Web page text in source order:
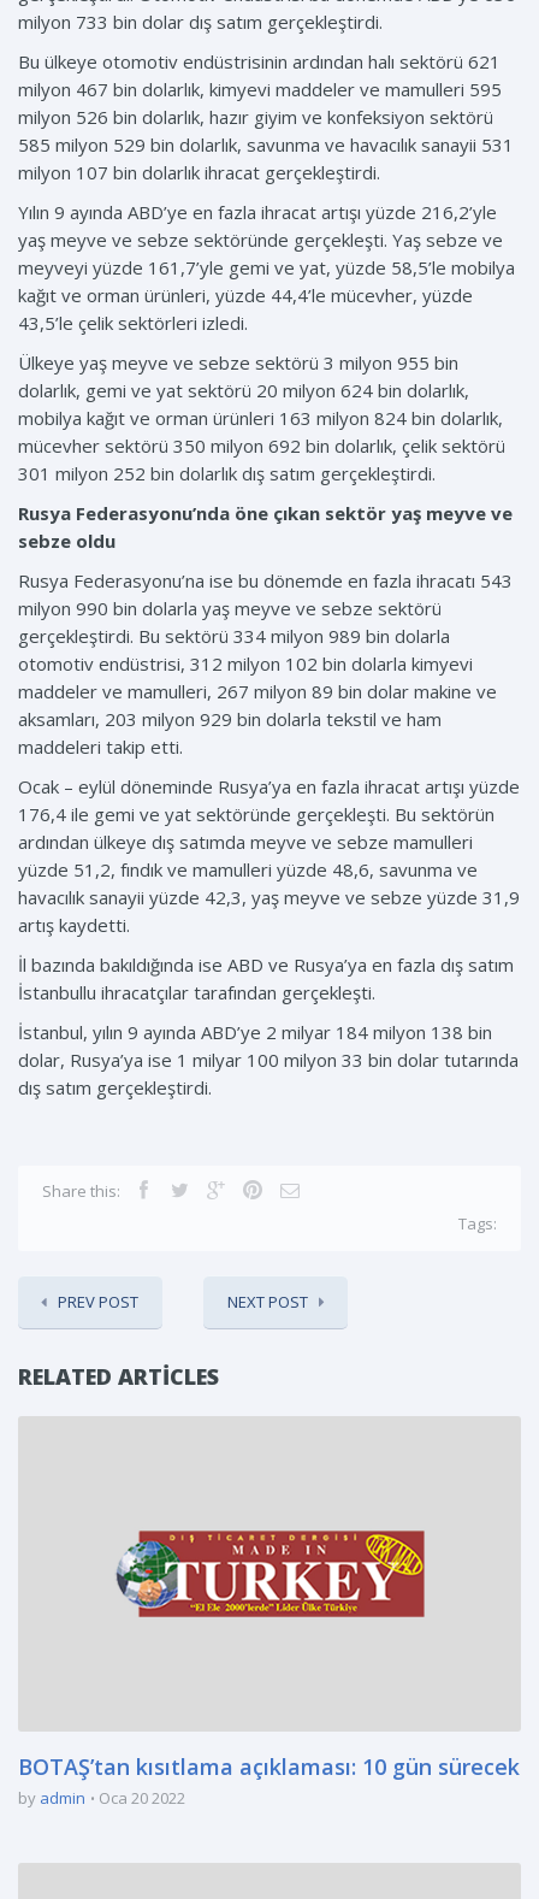
milyon 733 bin dolar dış satım gerçekleştirdi.
Bu ülkeye otomotiv endüstrisinin ardından halı sektörü 621
milyon 467 bin dolarlık, kimyevi maddeler ve mamulleri 595
milyon 526 bin dolarlık, hazır giyim ve konfeksiyon sektörü
585 milyon 529 bin dolarlık, savunma ve havacılık sanayii 531
milyon 107 bin dolarlık ihracat gerçekleştirdi.
Yılın 9 ayında ABD’ye en fazla ihracat artışı yüzde 216,2’yle
yaş meyve ve sebze sektöründe gerçekleşti. Yaş sebze ve
meyveyi yüzde 161,7’yle gemi ve yat, yüzde 58,5’le mobilya
kağıt ve orman ürünleri, yüzde 44,4’le mücevher, yüzde
43,5’le çelik sektörleri izledi.
Ülkeye yaş meyve ve sebze sektörü 3 milyon 955 bin
dolarlık, gemi ve yat sektörü 20 milyon 624 bin dolarlık,
mobilya kağıt ve orman ürünleri 163 milyon 824 bin dolarlık,
mücevher sektörü 350 milyon 692 bin dolarlık, çelik sektörü
301 milyon 252 bin dolarlık dış satım gerçekleştirdi.
Rusya Federasyonu’nda öne çıkan sektör yaş meyve ve
sebze oldu
Rusya Federasyonu’na ise bu dönemde en fazla ihracatı 543
milyon 990 bin dolarla yaş meyve ve sebze sektörü
gerçekleştirdi. Bu sektörü 334 milyon 989 bin dolarla
otomotiv endüstrisi, 312 milyon 102 bin dolarla kimyevi
maddeler ve mamulleri, 267 milyon 89 bin dolar makine ve
aksamları, 203 milyon 929 bin dolarla tekstil ve ham
maddeleri takip etti.
Ocak – eylül döneminde Rusya’ya en fazla ihracat artışı yüzde
176,4 ile gemi ve yat sektöründe gerçekleşti. Bu sektörün
ardından ülkeye dış satımda meyve ve sebze mamulleri
yüzde 51,2, fındık ve mamulleri yüzde 48,6, savunma ve
havacılık sanayii yüzde 42,3, yaş meyve ve sebze yüzde 31,9
artış kaydetti.
İl bazında bakıldığında ise ABD ve Rusya’ya en fazla dış satım
İstanbullu ihracatçılar tarafından gerçekleşti.
İstanbul, yılın 9 ayında ABD’ye 2 milyar 184 milyon 138 bin
dolar, Rusya’ya ise 1 milyar 100 milyon 33 bin dolar tutarında
dış satım gerçekleştirdi.
Share this:
Tags:
PREV POST NEXT POST
RELATED ARTICLES
BOTAŞ’tan kısıtlama açıklaması: 10 gün sürecek
by admin Oca 20 2022